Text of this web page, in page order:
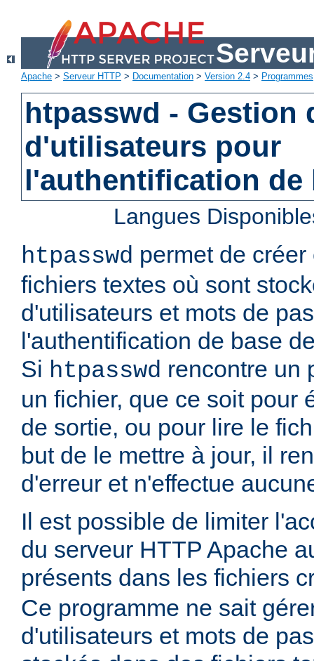
Apache > Serveur HTTP > Documentation > Version 2.4 > Programmes
htpasswd - Gestion
d'utilisateurs pour
l'authentification de
Langues
htpasswd permet de
fichiers textes où sont
d'utilisateurs et mots de
l'authentification de base
Si htpasswd rencontre un
un fichier, que ce soit pour
de sortie, ou pour lire le
but de le mettre à jour, il
d'erreur et n'effectue
Il est possible de limiter
du serveur HTTP Apache
présents dans les fichiers
Ce programme ne sait
d'utilisateurs et mots de